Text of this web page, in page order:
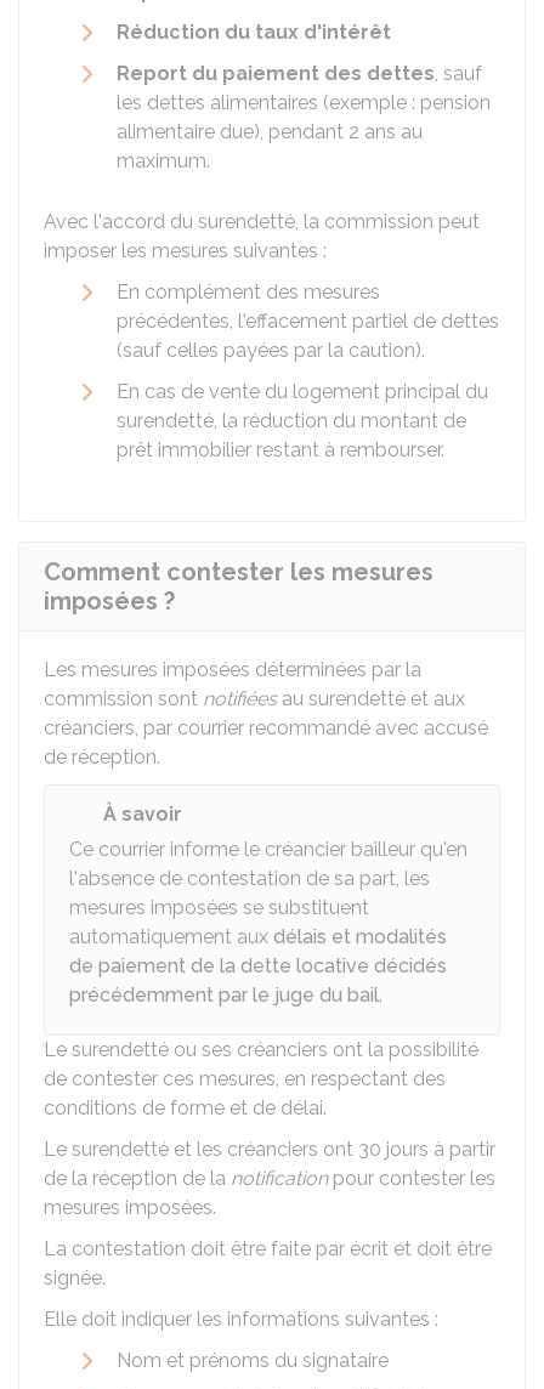
Réduction du taux d'intérêt
Report du paiement des dettes, sauf
les dettes alimentaires (exemple : pension
alimentaire due), pendant 2 ans au
maximum.
Avec l'accord du surendetté, la commission peut
imposer les mesures suivantes :
En complément des mesures
précédentes, l'effacement partiel de dettes
(sauf celles payées par la caution).
En cas de vente du logement principal du
surendetté, la réduction du montant de
prêt immobilier restant à rembourser.
Comment contester les mesures
imposées ?
Les mesures imposées déterminées par la
commission sont notifiéesau surendetté et aux
créanciers, par courrier recommandé avec accusé
de réception.
À savoir
Ce courrier informe le créancier bailleur qu'en
l'absence de contestation de sa part, les
mesures imposées se substituent
automatiquement aux délais et modalités
de paiement de la dette locative décidés
précédemment par le juge du bail.
Le surendetté ou ses créanciers ont la possibilité
de contester ces mesures, en respectant des
conditions de forme et de délai.
Le surendetté et les créanciers ont 30 jours à partir
de la réception de la notificationpour contester les
mesures imposées.
La contestation doit être faite par écrit et doit être
signée.
Elle doit indiquer les informations suivantes :
Nom et prénoms du signataire